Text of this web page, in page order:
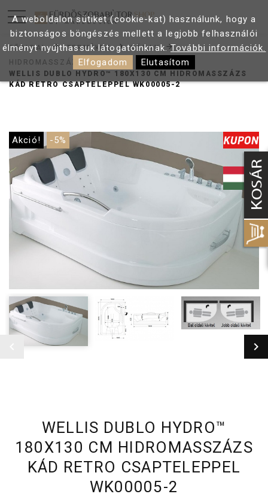
FŐOLDAL TERMÉKEK
KÁDAK
HIDROMASSZÁZS KÁDAK
WELLIS DUBLO HYDRO™ 180X130 CM HIDROMASSZÁZS
KÁD RETRO CSAPTELEPPEL WK00005-2
Akció! -5%
WELLIS DUBLO HYDRO™
180X130 CM HIDROMASSZÁZS
KÁD RETRO CSAPTELEPPEL
WK00005-2
A weboldalon sütiket (cookie-kat) használunk, hogy a
biztonságos böngészés mellett a legjobb felhasználói
élményt nyújthassuk látogatóinknak.További információk.
Elfogadom
Elutasítom